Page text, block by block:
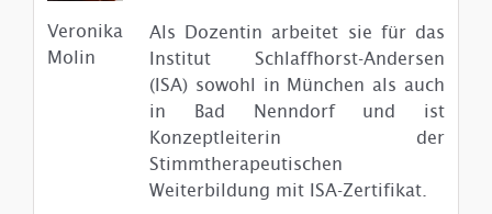
Veronika
Molin
Als Dozentin arbeitet sie für das
Institut Schlaffhorst-Andersen
(ISA) sowohl in München als auch
in Bad Nenndorf und ist
Konzeptleiterin der
Stimmtherapeutischen
Weiterbildung mit ISA-Zertifikat.